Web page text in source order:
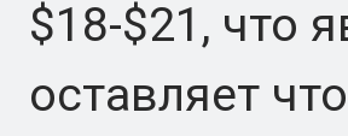
$18-$21, что
оставляет